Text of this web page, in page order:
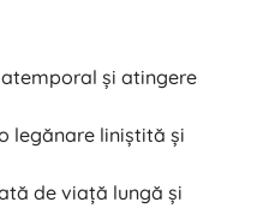
și atingere
legănare liniștită și
de viață lungă și